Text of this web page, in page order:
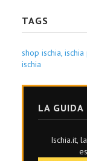
TAGS
shop ischia,
ischia
LA
Ischia.it,